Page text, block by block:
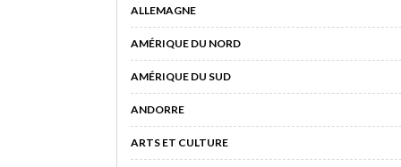
ALLEMAGNE
AMÉRIQUE DU NORD
AMÉRIQUE DU SUD
ANDORRE
ARTS ET CULTURE